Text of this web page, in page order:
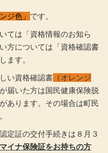
ジ色」 です。
ては「資格情報のお知ら
方については「資格確認書
ます。
い資格確認書 （オレンジ
届いた方は国民健康保険脱
あります。その場合は町民
定証の交付手続きは８月３
マイナ保険証をお持ちの方